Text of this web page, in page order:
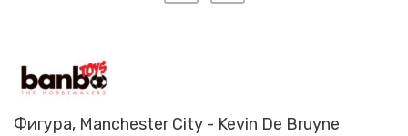
Фигура, Manchester City - Kevin De Bruyne